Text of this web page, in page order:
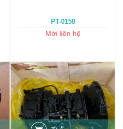
PT-0158
Mời liên hệ